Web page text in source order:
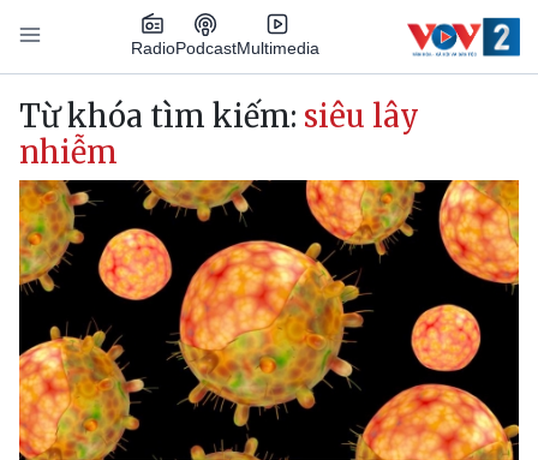
Nhảy đến nội dung
RadioPodcastMultimedia
Main navigation
Từ khóa tìm kiếm: siêu lây
nhiễm